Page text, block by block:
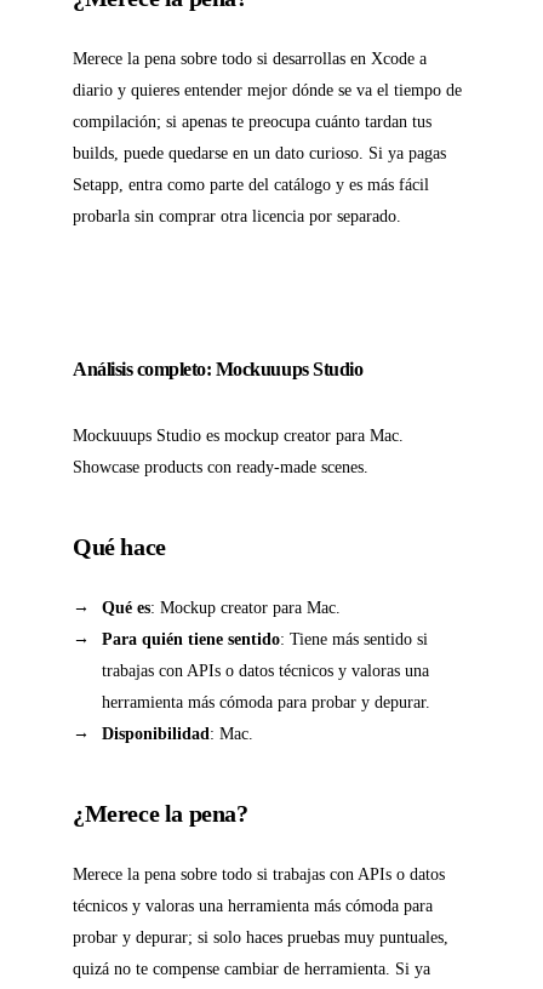
Merece la pena sobre todo si desarrollas en Xcode a
diario y quieres entender mejor dónde se va el tiempo de
compilación; si apenas te preocupa cuánto tardan tus
builds, puede quedarse en un dato curioso. Si ya pagas
Setapp, entra como parte del catálogo y es más fácil
probarla sin comprar otra licencia por separado.
Análisis completo: Mockuuups Studio
Mockuuups Studio es mockup creator para Mac.
Showcase products con ready-made scenes.
Qué hace
Qué es: Mockup creator para Mac.
Para quién tiene sentido: Tiene más sentido si
trabajas con APIs o datos técnicos y valoras una
herramienta más cómoda para probar y depurar.
Disponibilidad: Mac.
¿Merece la pena?
Merece la pena sobre todo si trabajas con APIs o datos
técnicos y valoras una herramienta más cómoda para
probar y depurar; si solo haces pruebas muy puntuales,
quizá no te compense cambiar de herramienta. Si ya